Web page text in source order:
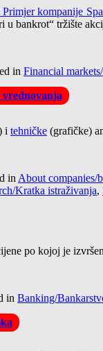
kompanije
bankrot“ tržište
in Financial
i tehničke (grafičke)
in About companies/
Kratka istraživanja,
po kojoj je
in Banking/